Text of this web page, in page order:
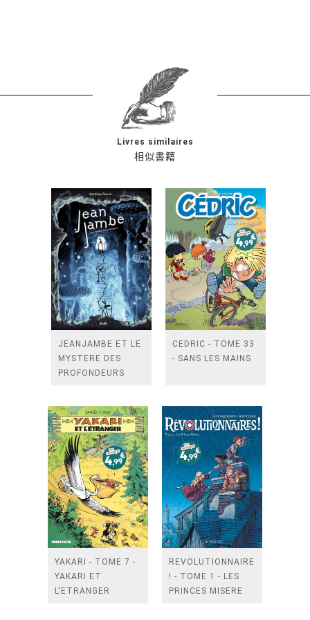
相似書籍
Livres similaires
JEANJAMBE ET LE
MYSTERE DES
PROFONDEURS
CEDRIC - TOME 33
- SANS LES MAINS
YAKARI - TOME 7 -
YAKARI ET
L'ETRANGER
REVOLUTIONNAIRES
! - TOME 1 - LES
PRINCES MISERE